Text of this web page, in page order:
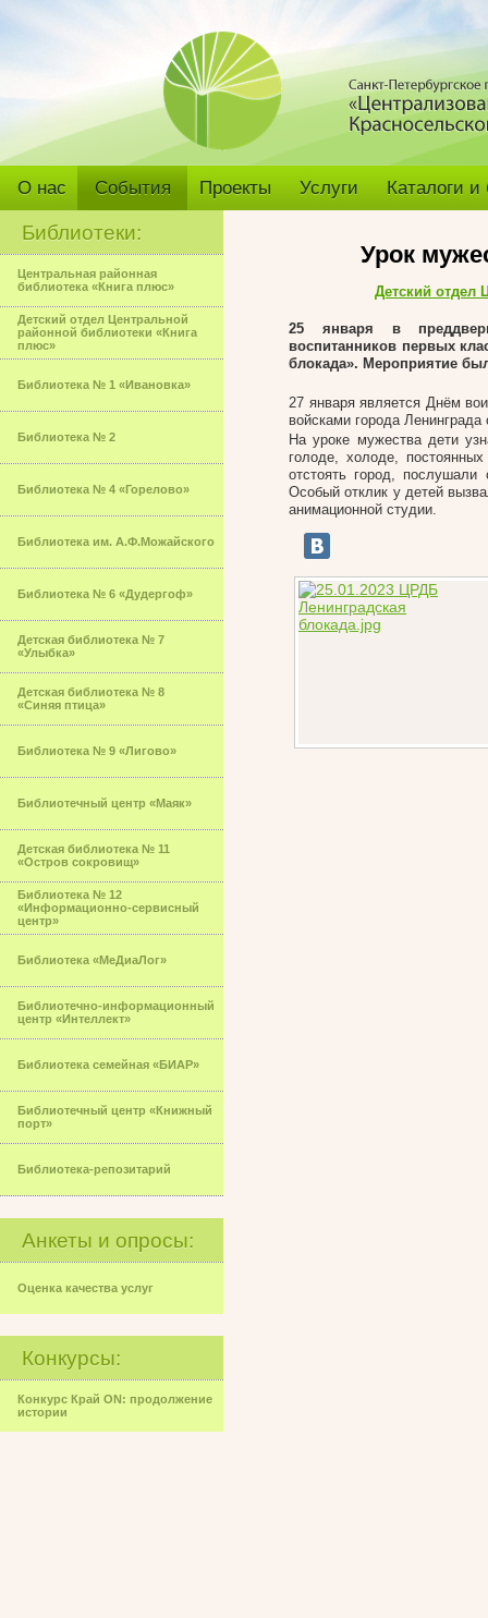
О нас События Проекты Услуги Каталоги
Библиотеки:
Центральная районная
библиотека «Книга плюс»
Детский отдел Центральной
районной библиотеки «Книга
плюс»
Библиотека № 1 «Ивановка»
Библиотека № 2
Библиотека № 4 «Горелово»
Библиотека им. А.Ф.Можайского
Библиотека № 6 «Дудергоф»
Детская библиотека № 7
«Улыбка»
Детская библиотека № 8
«Синяя птица»
Библиотека № 9 «Лигово»
Библиотечный центр «Маяк»
Детская библиотека № 11
«Остров сокровищ»
Библиотека № 12
«Информационно-сервисный
центр»
Библиотека «МеДиаЛог»
Библиотечно-информационный
центр «Интеллект»
Библиотека семейная «БИАР»
Библиотечный центр «Книжный
порт»
Библиотека-репозитарий
Анкеты и опросы:
Оценка качества услуг
Конкурсы:
Конкурс Край ON: продолжение
истории
Урок
Детский отдел
25 января в
воспитанников первых
блокада». Мероприятие
27 января является Днём
войсками города
На уроке мужества дети
голоде, холоде,
отстоять город,
Особый отклик у детей
анимационной студии.